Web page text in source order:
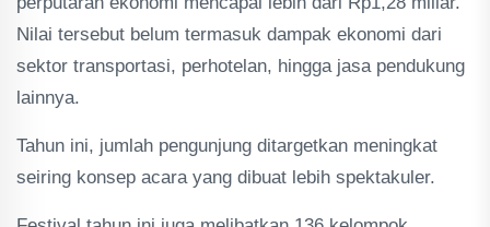
Nilai tersebut belum termasuk dampak ekonomi dari
sektor transportasi, perhotelan, hingga jasa pendukung
lainnya.
Tahun ini, jumlah pengunjung ditargetkan meningkat
seiring konsep acara yang dibuat lebih spektakuler.